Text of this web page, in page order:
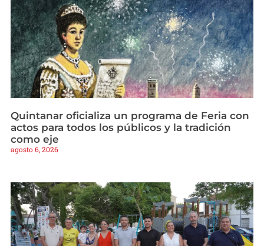
Quintanar oficializa un programa de Feria con
actos para todos los públicos y la tradición
como eje
agosto 6, 2026